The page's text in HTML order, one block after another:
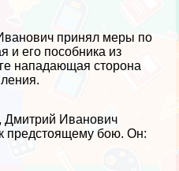
принял меры по
и его пособника из
нападающая сторона
Иванович
предстоящему бою. Он: